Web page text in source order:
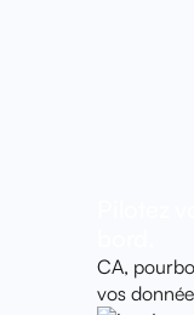
CA,
vos